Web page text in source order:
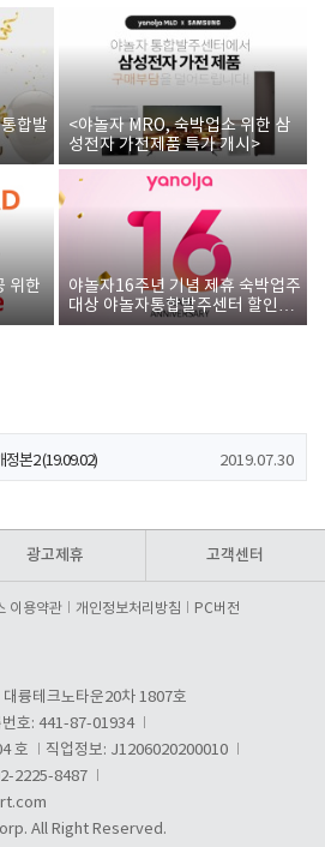
합발
<야놀자 MRO, 숙박업소 위한 삼
성전자 가전제품 특가 개시>
위한
야놀자16주년 기념 제휴 숙박업주
대상 야놀자통합발주센터 할인쿠
폰 증정
1 (19.09.02)
본2 (19.09.02) 2019.07.30
광고제휴 고객센터
이용약관 개인정보처리방침 PC버전
륭테크노타운20차 1807호
번호: 441-87-01934
호
직업정보: J1206020200010
2225-8487
All Right Reserved.